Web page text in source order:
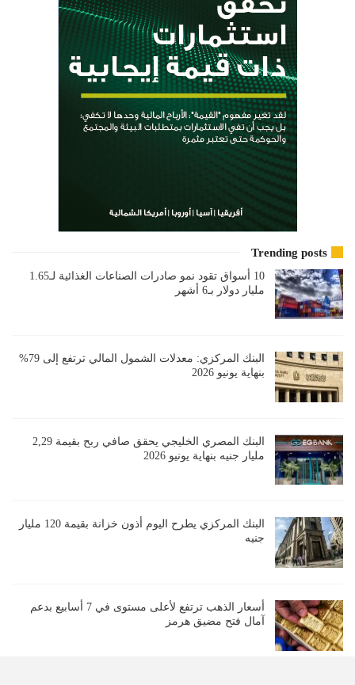
Trending posts
10 أسواق تقود نمو صادرات الصناعات الغذائية لـ1.65
مليار دولار بـ6 أشهر
البنك المركزي: معدلات الشمول المالي ترتفع إلى 79%
بنهاية يونيو 2026
البنك المصري الخليجي يحقق صافي ربح بقيمة 2,29
مليار جنيه بنهاية يونيو 2026
البنك المركزي يطرح اليوم أذون خزانة بقيمة 120 مليار
جنيه
أسعار الذهب ترتفع لأعلى مستوى في 7 أسابيع بدعم
آمال فتح مضيق هرمز